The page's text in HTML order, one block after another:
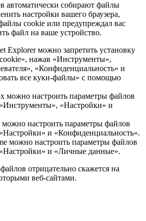
автоматически собирают файлы
настройки вашего браузера,
cookie или предупреждал вас
файл на ваше устройство.
Explorer можно запретить установку
нажав «Инструменты»,
«Конфиденциальность» и
все куки-файлы» с помощью
можно настроить параметры файлов
«Настройки» и
можно настроить параметры файлов
и «Конфиденциальность».
можно настроить параметры файлов
и «Личные данные».
отрицательно скажется на
веб-сайтами.